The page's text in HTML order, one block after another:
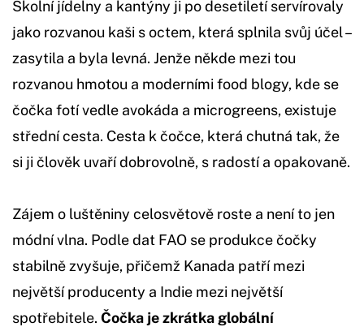
Školní jídelny a kantýny ji po desetiletí servírovaly
jako rozvanou kaši s octem, která splnila svůj účel –
zasytila a byla levná. Jenže někde mezi tou
rozvanou hmotou a moderními food blogy, kde se
čočka fotí vedle avokáda a microgreens, existuje
střední cesta. Cesta k čočce, která chutná tak, že
si ji člověk uvaří dobrovolně, s radostí a opakovaně.
Zájem o luštěniny celosvětově roste a není to jen
módní vlna. Podle dat FAO se produkce čočky
stabilně zvyšuje, přičemž Kanada patří mezi
největší producenty a Indie mezi největší
spotřebitele. Čočka je zkrátka globální